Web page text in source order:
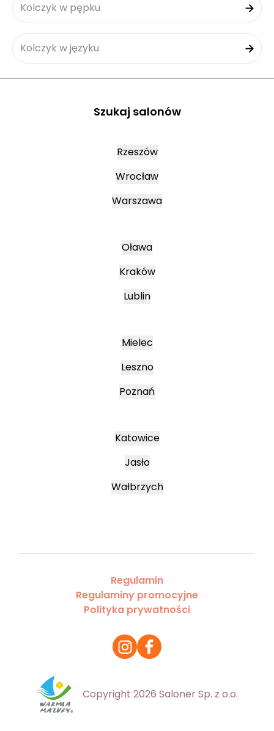
Kolczyk w pępku
Kolczyk w języku
Szukaj salonów
Rzeszów
Wrocław
Warszawa
Oława
Kraków
Lublin
Mielec
Leszno
Poznań
Katowice
Jasło
Wałbrzych
Regulamin
Regulaminy promocyjne
Polityka prywatności
Copyright 2026 Saloner Sp. z o.o.